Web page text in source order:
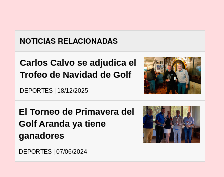
NOTICIAS RELACIONADAS
Carlos Calvo se adjudica el
Trofeo de Navidad de Golf
DEPORTES | 18/12/2025
El Torneo de Primavera del
Golf Aranda ya tiene
ganadores
DEPORTES | 07/06/2024